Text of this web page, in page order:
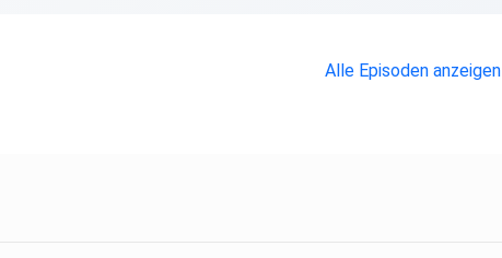
Alle Episoden anzeigen